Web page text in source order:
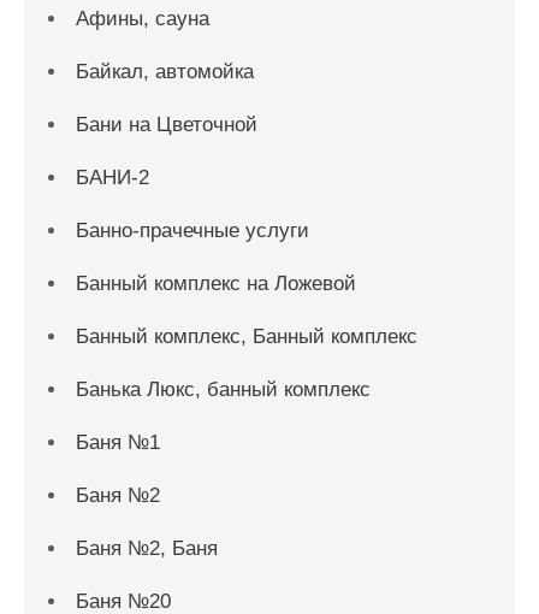
Афины, сауна
Байкал, автомойка
Бани на Цветочной
БАНИ-2
Банно-прачечные услуги
Банный комплекс на Ложевой
Банный комплекс, Банный комплекс
Банька Люкс, банный комплекс
Баня №1
Баня №2
Баня №2, Баня
Баня №20